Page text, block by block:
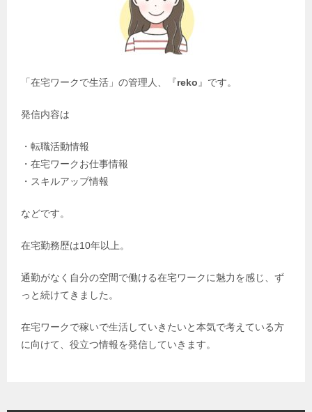
「在宅ワークで生活」の管理人、『reko』です。
発信内容は
・転職活動情報
・在宅ワークお仕事情報
・スキルアップ情報
などです。
在宅勤務歴は10年以上。
通勤がなく自分の空間で働ける在宅ワークに魅力を感じ、ず
っと続けてきました。
在宅ワークで稼いで生活していきたいと本気で考えている方
に向けて、役立つ情報を発信していきます。